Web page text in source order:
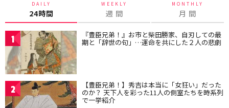
DAILY
24時間
WEEKLY
週 間
MONTHLY
月 間
1 『豊臣兄弟！』お市と柴田勝家、自刃しての最
期と「辞世の句」…運命を共にした２人の悲劇
2 【豊臣兄弟！】秀吉は本当に「女狂い」だった
のか？ 天下人を彩った11人の側室たちを時系列
で一挙紹介